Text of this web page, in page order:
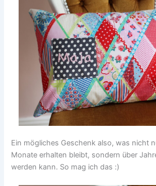
Ein mögliches Geschenk also, was nicht
Monate erhalten bleibt, sondern über
werden kann. So mag ich das :)